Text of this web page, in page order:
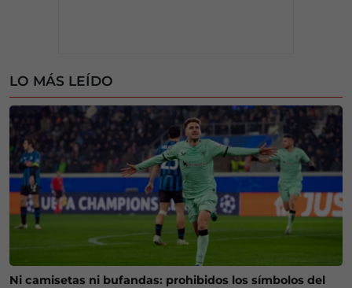
LO MÁS LEÍDO
Ni camisetas ni bufandas: prohibidos los símbolos del